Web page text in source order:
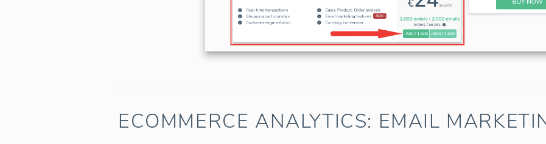
ECOMMERCE ANALYTICS: EMAIL